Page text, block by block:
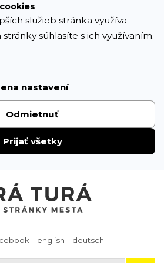
služieb stránka využíva
súhlasíte s ich využívaním.
nastavení
Odmietnuť
Prijať všetky
english deutsch